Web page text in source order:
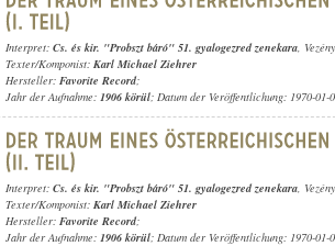
Interpret: Cs. és kir. "Probszt báró" 51. gyalogezred zenekara,
Texter/Komponist: Karl Michael Ziehrer
Hersteller: Favorite Record;
Jahr der Aufnahme: 1906 körül; Datum der Veröffentlichung: 1970-01-
Interpret: Cs. és kir. "Probszt báró" 51. gyalogezred zenekara,
Texter/Komponist: Karl Michael Ziehrer
Hersteller: Favorite Record;
Jahr der Aufnahme: 1906 körül; Datum der Veröffentlichung: 1970-01-